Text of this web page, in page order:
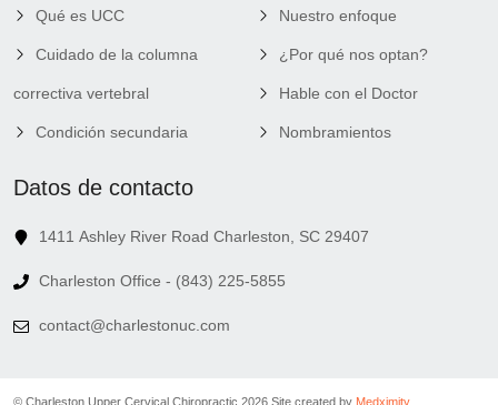
Qué es UCC
Cuidado de la columna
correctiva vertebral
Condición secundaria
Nuestro enfoque
¿Por qué nos optan?
Hable con el Doctor
Nombramientos
Datos de contacto
1411 Ashley River Road Charleston, SC 29407
Charleston Office - (843) 225-5855
contact@charlestonuc.com
© Charleston Upper Cervical Chiropractic 2026. Site created by Medximity